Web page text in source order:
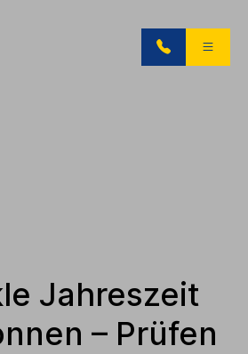
Jahreszeit
– Prüfen